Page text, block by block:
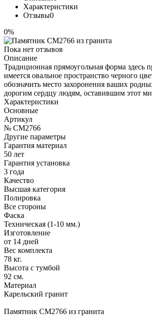
Характеристики
Отзывы0
0%
Пока нет отзывов
Описание
Традиционная прямоугольная форма здесь
имеется овальное пространство черного
обозначить место захоронения ваших
дорогим сердцу людям, оставившим этот
Характеристики
Основные
Артикул
№ CM2766
Другие параметры
Гарантия материал
50 лет
Гарантия установка
3 года
Качество
Высшая категория
Полировка
Все стороны
Фаска
Техническая (1-10 мм.)
Изготовление
от 14 дней
Вес комплекта
78 кг.
Высота с тумбой
92 см.
Материал
Карельский гранит
Памятник CM2766 из гранита